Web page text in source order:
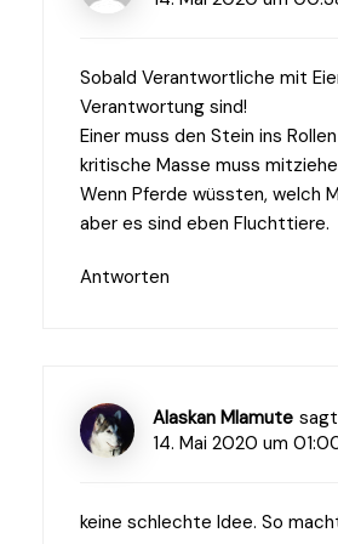
Sobald Verantwortliche mit
Verantwortung sind!
Einer muss den Stein ins
kritische Masse muss
Wenn Pferde wüssten, welch
aber es sind eben Fluchttiere.
Antworten
Alaskan Mlamute
14. Mai 2020 um
keine schlechte Idee. So